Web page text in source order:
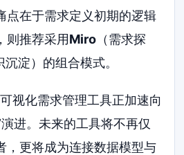
点在于需求定义初期的逻辑
则推荐采用Miro （需求探
沉淀）的组合模式。
视化需求管理工具正加速向
演进。未来的工具将不再仅
，更将成为连接数据模型与